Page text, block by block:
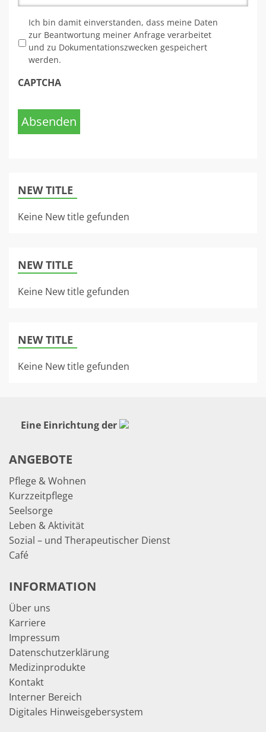
Ich bin damit einverstanden, dass meine Daten
zur Beantwortung meiner Anfrage verarbeitet
und zu Dokumentationszwecken gespeichert
werden.
CAPTCHA
Absenden
NEW TITLE
Keine New title gefunden
NEW TITLE
Keine New title gefunden
NEW TITLE
Keine New title gefunden
Eine Einrichtung der
ANGEBOTE
Pflege & Wohnen
Kurzzeitpflege
Seelsorge
Leben & Aktivität
Sozial – und Therapeutischer Dienst
Café
INFORMATION
Über uns
Karriere
Impressum
Datenschutzerklärung
Medizinprodukte
Kontakt
Interner Bereich
Digitales Hinweisgebersystem